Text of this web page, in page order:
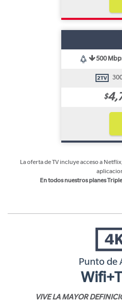
500
$
La oferta de TV incluye acceso a
En todos nuestros planes
Punto de
VIVE LA MAYOR